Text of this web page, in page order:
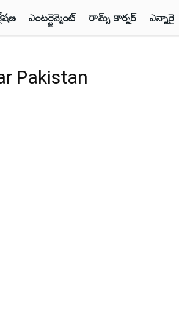
ఎంటర్టైన్మెంట్ రామ్స్ కార్నర్ ఎన్నారై
Pakistan